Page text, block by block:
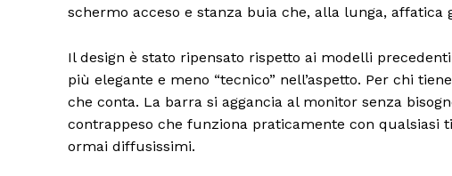
schermo acceso e stanza buia che, alla lunga, affatica
Il design è stato ripensato rispetto ai modelli
più elegante e meno “tecnico” nell’aspetto. Per chi
che conta. La barra si aggancia al monitor senza
contrappeso che funziona praticamente con qualsiasi
ormai diffusissimi.